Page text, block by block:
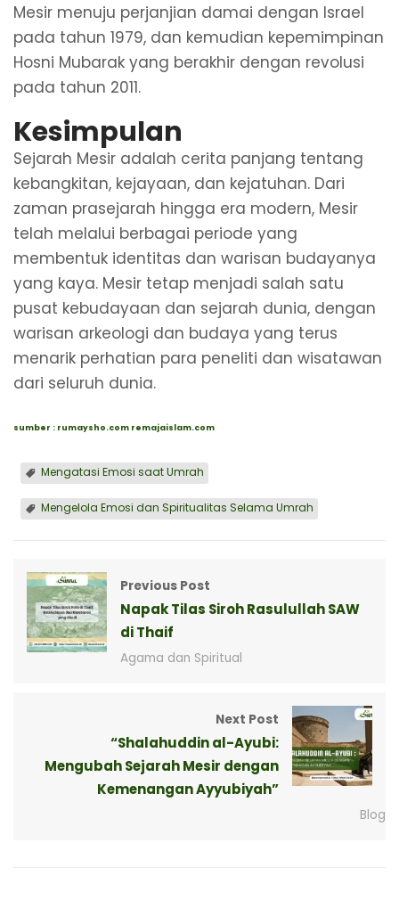
Mesir menuju perjanjian damai dengan Israel
pada tahun 1979, dan kemudian kepemimpinan
Hosni Mubarak yang berakhir dengan revolusi
pada tahun 2011.
Kesimpulan
Sejarah Mesir adalah cerita panjang tentang
kebangkitan, kejayaan, dan kejatuhan. Dari
zaman prasejarah hingga era modern, Mesir
telah melalui berbagai periode yang
membentuk identitas dan warisan budayanya
yang kaya. Mesir tetap menjadi salah satu
pusat kebudayaan dan sejarah dunia, dengan
warisan arkeologi dan budaya yang terus
menarik perhatian para peneliti dan wisatawan
dari seluruh dunia.
sumber : rumaysho.com remajaislam.com
Mengatasi Emosi saat Umrah
Mengelola Emosi dan Spiritualitas Selama Umrah
Previous Post
Napak Tilas Siroh Rasulullah SAW
di Thaif
Agama dan Spiritual
Next Post
“Shalahuddin al-Ayubi:
Mengubah Sejarah Mesir dengan
Kemenangan Ayyubiyah”
Blog